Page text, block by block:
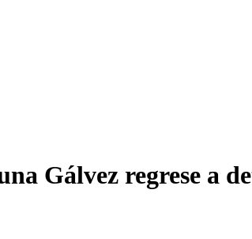
Gálvez regrese a